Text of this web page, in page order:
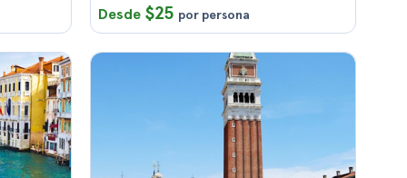
Desde $25 por persona